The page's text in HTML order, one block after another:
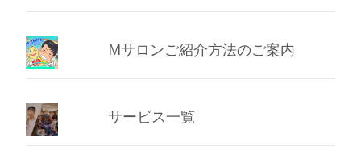
Mサロンご紹介方法のご案内
サービス一覧